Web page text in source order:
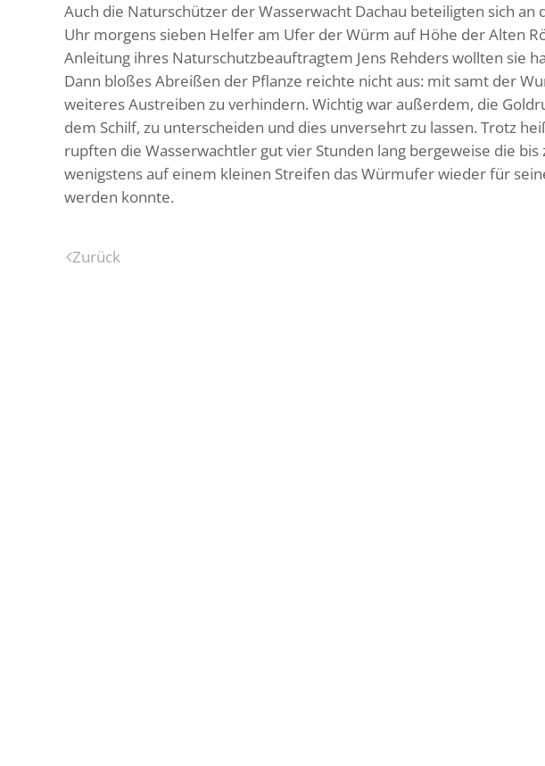
Auch die Naturschützer der Wasserwacht Dachau beteiligten sich
Uhr morgens sieben Helfer am Ufer der Würm auf Höhe der Alten
Anleitung ihres Naturschutzbeauftragtem Jens Rehders wollten sie
Dann bloßes Abreißen der Pflanze reichte nicht aus: mit samt der
weiteres Austreiben zu verhindern. Wichtig war außerdem, die
dem Schilf, zu unterscheiden und dies unversehrt zu lassen. Trotz
rupften die Wasserwachtler gut vier Stunden lang bergeweise die
wenigstens auf einem kleinen Streifen das Würmufer wieder für
werden konnte.
Zurück